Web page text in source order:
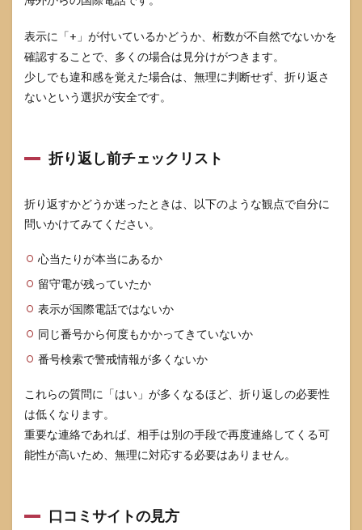
表示に「+」が付いているかどうか、桁数が不自然でないかを
確認することで、多くの場合は見分けがつきます。
少しでも違和感を覚えた場合は、無理に判断せず、折り返さ
ないという選択が安全です。
折り返し前チェックリスト
折り返すかどうか迷ったときは、以下のような観点で自分に
問いかけてみてください。
心当たりが本当にあるか
留守電が残っていたか
表示が国際電話ではないか
同じ番号から何度もかかってきていないか
番号検索で警戒情報が多くないか
これらの質問に「はい」が多くなるほど、折り返しの必要性
は低くなります。
重要な連絡であれば、相手は別の手段で再度連絡してくる可
能性が高いため、無理に対応する必要はありません。
口コミサイトの見方